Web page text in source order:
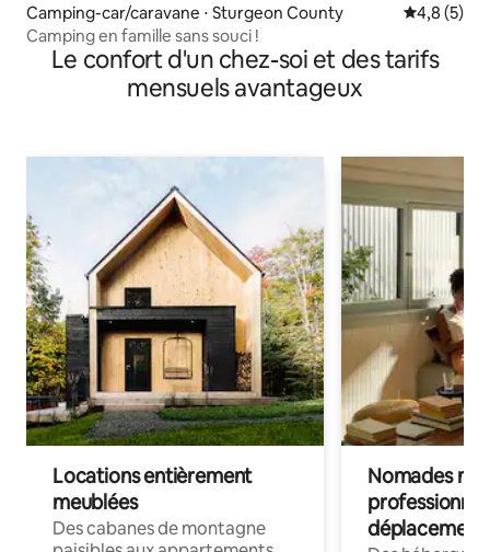
Camping-car/caravane ⋅ Sturgeon County Évaluation
4,8 (5)
Camping en famille sans souci !
Le confort d'un chez-soi et des tarifs
mensuels avantageux
Locations entièrement
meublées
Des cabanes de montagne
Nomades
déplacement